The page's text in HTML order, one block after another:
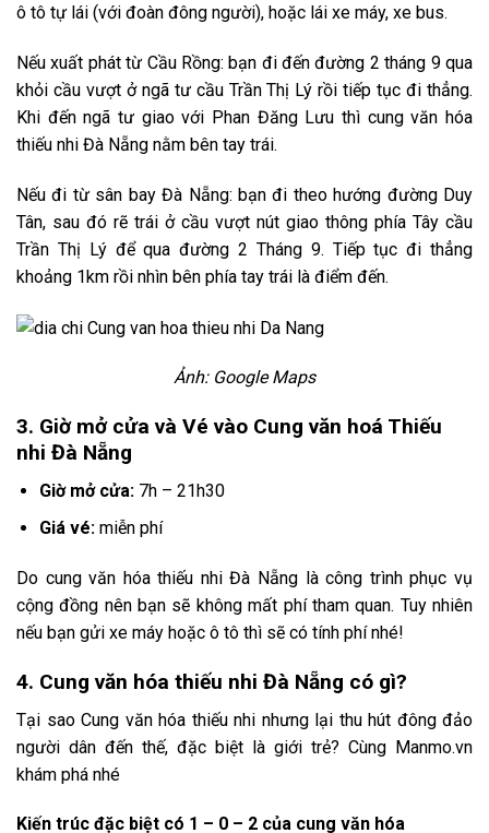
ô tô tự lái (với đoàn đông người), hoặc lái xe máy, xe bus.
Nếu xuất phát từ Cầu Rồng: bạn đi đến đường 2 tháng 9 qua
khỏi cầu vượt ở ngã tư cầu Trần Thị Lý rồi tiếp tục đi thẳng.
Khi đến ngã tư giao với Phan Đăng Lưu thì cung văn hóa
thiếu nhi Đà Nẵng nằm bên tay trái.
Nếu đi từ sân bay Đà Nẵng: bạn đi theo hướng đường Duy
Tân, sau đó rẽ trái ở cầu vượt nút giao thông phía Tây cầu
Trần Thị Lý để qua đường 2 Tháng 9. Tiếp tục đi thẳng
khoảng 1km rồi nhìn bên phía tay trái là điểm đến.
Ảnh: Google Maps
3. Giờ mở cửa và Vé vào Cung văn hoá Thiếu
nhi Đà Nẵng
Giờ mở cửa:7h – 21h30
Giá vé:miễn phí
Do cung văn hóa thiếu nhi Đà Nẵng là công trình phục vụ
cộng đồng nên bạn sẽ không mất phí tham quan. Tuy nhiên
nếu bạn gửi xe máy hoặc ô tô thì sẽ có tính phí nhé!
4. Cung văn hóa thiếu nhi Đà Nẵng có gì?
Tại sao Cung văn hóa thiếu nhi nhưng lại thu hút đông đảo
người dân đến thế, đặc biệt là giới trẻ? Cùng Manmo.vn
khám phá nhé
Kiến trúc đặc biệt có 1 – 0 – 2 của cung văn hóa